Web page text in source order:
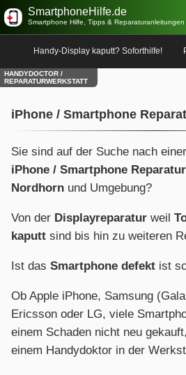
SmartphoneHilfe.de
Smartphone Hilfe, Tipps & Reparaturanleitungen
Handy-Display kaputt? Soforthilfe!
HANDYDOCTOR /
REPARATURWERKSTATT
iPhone / Smartphone
Sie sind auf der Suche nach
iPhone / Smartphone
Nordhorn und Umgebung?
Von der Displayreparatur weil
kaputt sind bis hin zu weiteren
Ist das Smartphone defekt ist
Ob Apple iPhone, Samsung
Ericsson oder LG, viele
einem Schaden nicht neu
einem Handydoktor in der